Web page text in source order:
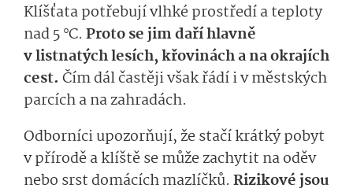
Klíšťata potřebují vlhké prostředí a teploty
nad 5 °C. Proto se jim daří hlavně
v listnatých lesích, křovinách a na okrajích
cest. Čím dál častěji však řádí i v městských
parcích a na zahradách.
Odborníci upozorňují, že stačí krátký pobyt
v přírodě a klíště se může zachytit na oděv
nebo srst domácích mazlíčků. Rizikové jsou